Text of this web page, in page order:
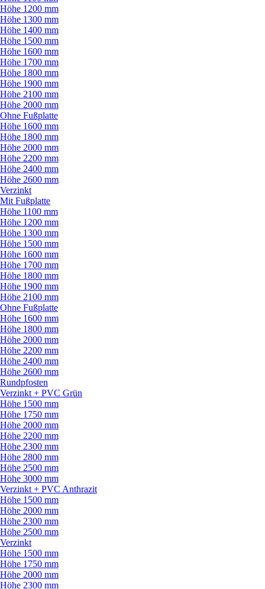
Höhe 1200 mm
Höhe 1300 mm
Höhe 1400 mm
Höhe 1500 mm
Höhe 1600 mm
Höhe 1700 mm
Höhe 1800 mm
Höhe 1900 mm
Höhe 2100 mm
Höhe 2000 mm
Ohne Fußplatte
Höhe 1600 mm
Höhe 1800 mm
Höhe 2000 mm
Höhe 2200 mm
Höhe 2400 mm
Höhe 2600 mm
Verzinkt
Mit Fußplatte
Höhe 1100 mm
Höhe 1200 mm
Höhe 1300 mm
Höhe 1500 mm
Höhe 1600 mm
Höhe 1700 mm
Höhe 1800 mm
Höhe 1900 mm
Höhe 2100 mm
Ohne Fußplatte
Höhe 1600 mm
Höhe 1800 mm
Höhe 2000 mm
Höhe 2200 mm
Höhe 2400 mm
Höhe 2600 mm
Rundpfosten
Verzinkt + PVC Grün
Höhe 1500 mm
Höhe 1750 mm
Höhe 2000 mm
Höhe 2200 mm
Höhe 2300 mm
Höhe 2800 mm
Höhe 2500 mm
Höhe 3000 mm
Verzinkt + PVC Anthrazit
Höhe 1500 mm
Höhe 2000 mm
Höhe 2300 mm
Höhe 2500 mm
Verzinkt
Höhe 1500 mm
Höhe 1750 mm
Höhe 2000 mm
Höhe 2300 mm